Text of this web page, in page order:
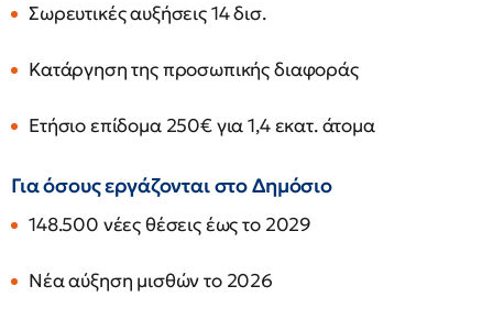
Σωρευτικές αυξήσεις 14 δισ.
Κατάργηση της προσωπικής διαφοράς
Ετήσιο επίδομα 250€ για 1,4 εκατ. άτομα
Για όσους εργάζονται στο Δημόσιο
148.500 νέες θέσεις έως το 2029
Νέα αύξηση μισθών το 2026